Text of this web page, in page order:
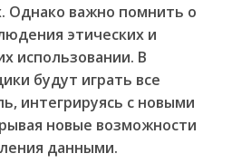
Однако важно помнить о
этических и
использовании. В
будут играть все
интегрируясь с новыми
новые возможности
данными.